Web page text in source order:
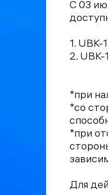
С 03
1.
2.
*при
*со
*при
Для